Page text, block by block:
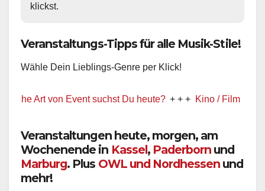
klickst.
Veranstaltungs-Tipps für alle Musik-Stile!
Wähle Dein Lieblings-Genre per Klick!
von Event suchst Du heute? + + + Kino / Film + + + Ww
Veranstaltungen heute, morgen, am
Wochenende in Kassel, Paderborn und
Marburg. Plus OWL und Nordhessen und
mehr!